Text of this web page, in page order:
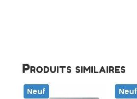
Produits similaires
Neuf Neuf